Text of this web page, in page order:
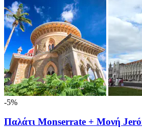
-5%
Παλάτι Monserrate + Μονή